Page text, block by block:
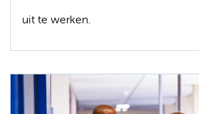
uit te werken.